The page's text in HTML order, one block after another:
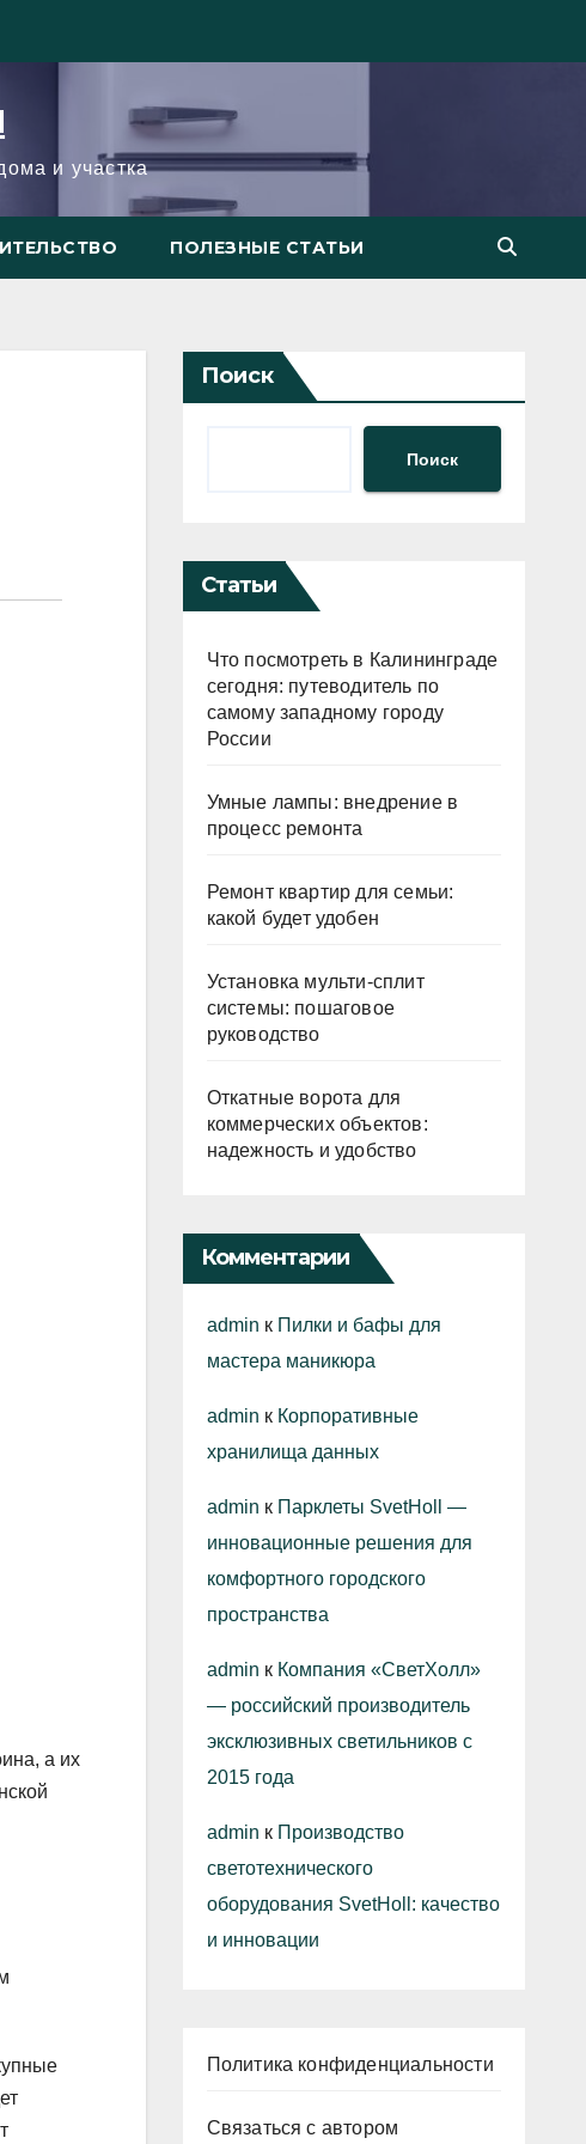
и участка
ПОЛЕЗНЫЕ СТАТЬИ
а их
Поиск
Поиск
Статьи
Что посмотреть в Калининграде
сегодня: путеводитель по
самому западному городу
России
Умные лампы: внедрение в
процесс ремонта
Ремонт квартир для семьи:
какой будет удобен
Установка мульти-сплит
системы: пошаговое
руководство
Откатные ворота для
коммерческих объектов:
надежность и удобство
Комментарии
admin к Пилки и бафы для
мастера маникюра
admin к Корпоративные
хранилища данных
admin к Парклеты SvetHoll —
инновационные решения для
комфортного городского
пространства
admin к Компания «СветХолл»
— российский производитель
эксклюзивных светильников с
2015 года
admin к Производство
светотехнического
оборудования SvetHoll: качество
и инновации
Политика конфиденциальности
Связаться с автором